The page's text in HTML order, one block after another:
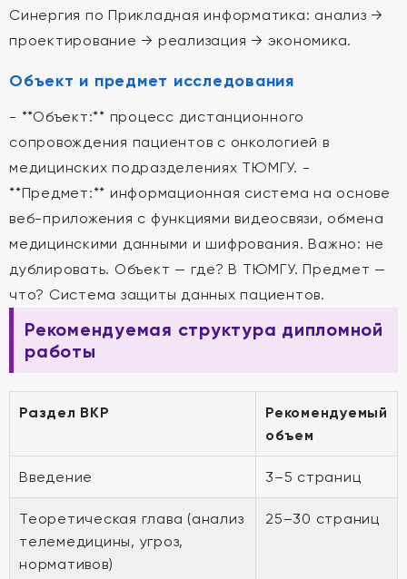
Синергия по Прикладная информатика: анализ →
проектирование → реализация → экономика.
Объект и предмет исследования
- **Объект:** процесс дистанционного
сопровождения пациентов с онкологией в
медицинских подразделениях ТЮМГУ. -
**Предмет:** информационная система на основе
веб-приложения с функциями видеосвязи, обмена
медицинскими данными и шифрования. Важно: не
дублировать. Объект — где? В ТЮМГУ. Предмет —
что? Система защиты данных пациентов.
Рекомендуемая структура дипломной
работы
Раздел ВКР
Рекомендуемый
объем
Введение 3–5 страниц
Теоретическая глава (анализ
телемедицины, угроз,
нормативов)
25–30 страниц